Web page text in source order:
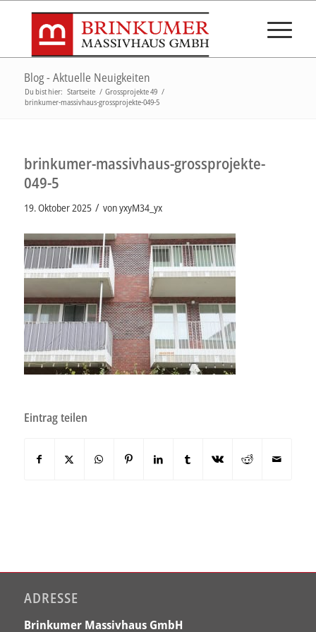
Blog - Aktuelle Neuigkeiten
Du bist hier: Startseite / Grossprojekte 49 /
brinkumer-massivhaus-grossprojekte-049-5
brinkumer-massivhaus-grossprojekte-
049-5
19. Oktober 2025 / vonyxyM34_yx
Eintrag teilen
ADRESSE
Brinkumer Massivhaus GmbH